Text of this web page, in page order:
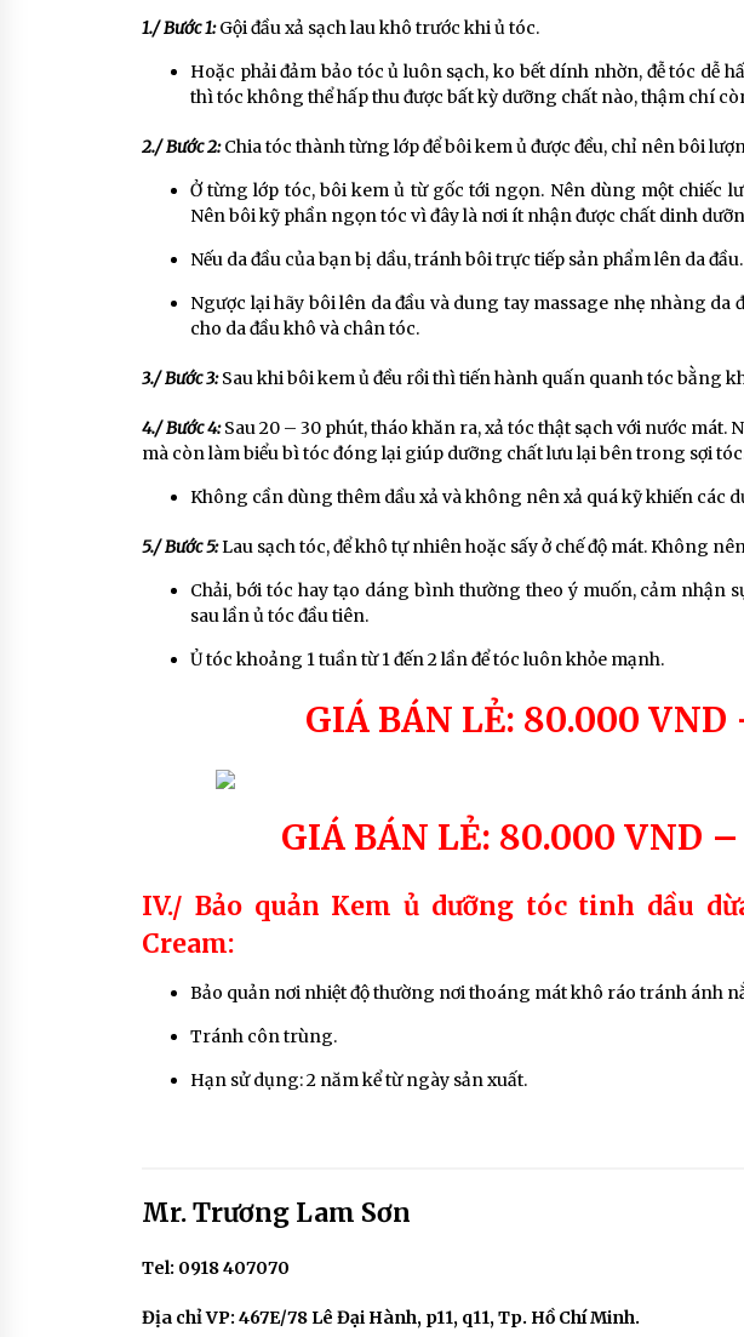
1./ Bước 1:Gội đầu xả sạch lau khô trước khi ủ tóc.
Hoặc phải đảm bảo tóc ủ luôn sạch, ko bết dính nhờn, đễ tóc dễ
thì tóc không thể hấp thu được bất kỳ dưỡng chất nào, thậm chí
2./ Bước 2:Chia tóc thành từng lớp để bôi kem ủ được đều, chỉ nên bôi
Ở từng lớp tóc, bôi kem ủ từ gốc tới ngọn. Nên dùng một chiếc
Nên bôi kỹ phần ngọn tóc vì đây là nơi ít nhận được chất dinh
Nếu da đầu của bạn bị dầu, tránh bôi trực tiếp sản phẩm lên da đầu.
Ngược lại hãy bôi lên da đầu và dung tay massage nhẹ nhàng da
cho da đầu khô và chân tóc.
3./ Bước 3:Sau khi bôi kem ủ đều rồi thì tiến hành quấn quanh tóc bằng
4./ Bước 4: Sau 20 – 30 phút, tháo khăn ra, xả tóc thật sạch với nước mát.
mà còn làm biểu bì tóc đóng lại giúp dưỡng chất lưu lại bên trong sợi
Không cần dùng thêm dầu xả và không nên xả quá kỹ khiến các
5./ Bước 5:Lau sạch tóc, để khô tự nhiên hoặc sấy ở chế độ mát. Không
Chải, bới tóc hay tạo dáng bình thường theo ý muốn, cảm nhận
sau lần ủ tóc đầu tiên.
Ủ tóc khoảng 1 tuần từ 1 đến 2 lần để tóc luôn khỏe mạnh.
GIÁ BÁN LẺ: 80.000
GIÁ BÁN LẺ: 80.000 VND
IV./ Bảo quản Kem ủ dưỡng tóc tinh dầu
Cream:
Bảo quản nơi nhiệt độ thường nơi thoáng mát khô ráo tránh ánh
Tránh côn trùng.
Hạn sử dụng: 2 năm kể từ ngày sản xuất.
Mr. Trương Lam Sơn
Tel: 0918 407070
Địa chỉ VP: 467E/78 Lê Đại Hành, p11, q11, Tp. Hồ Chí Minh.